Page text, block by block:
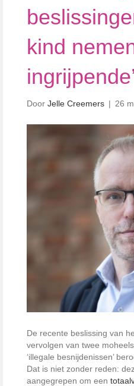
kind
ingrijpende’
Door Jelle Creemers | 26
De recente beslissing van
vervolgen van twee
‘illegale besnijdenissen’
Dat is niet zonder reden:
aangegrepen om een